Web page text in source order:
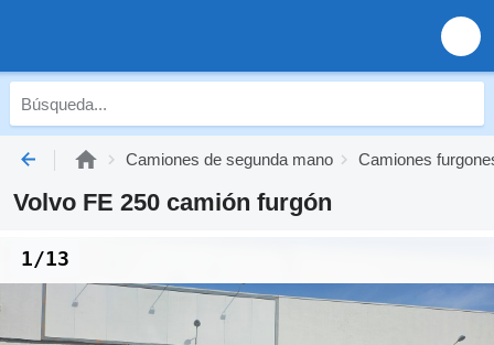
Camiones de segunda mano Camiones
Volvo FE 250 camión furgón
1/13